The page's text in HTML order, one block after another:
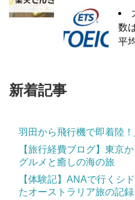
数
平
新着記事
羽田から飛行機で即着陸
【旅行経費ブログ】東京
グルメと癒しの海の旅
【体験記】ANAで行くシ
たオーストラリア旅の記録